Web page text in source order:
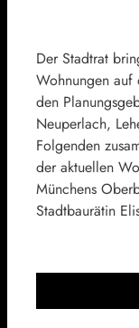
Der Stadtrat
Wohnungen
den
Neuperlach,
Folgenden
der aktuellen
Münchens
Stadtbaurätin